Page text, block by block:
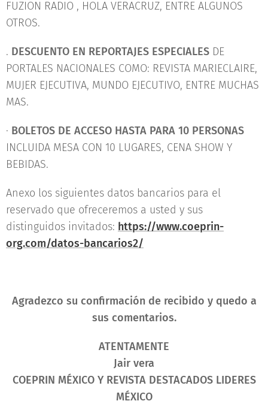
FUZION RADIO , HOLA VERACRUZ, ENTRE ALGUNOS
OTROS.
. DESCUENTO EN REPORTAJES ESPECIALES DE
PORTALES NACIONALES COMO: REVISTA MARIECLAIRE,
MUJER EJECUTIVA, MUNDO EJECUTIVO, ENTRE MUCHAS
MAS.
· BOLETOS DE ACCESO HASTA PARA 10 PERSONAS
INCLUIDA MESA CON 10 LUGARES, CENA SHOW Y
BEBIDAS.
Anexo los siguientes datos bancarios para el
reservado que ofreceremos a usted y sus
distinguidos invitados: https://www.coeprin-
org.com/datos-bancarios2/
Agradezco su confirmación de recibido y quedo a
sus comentarios.
ATENTAMENTE
Jair vera
COEPRIN MÉXICO Y REVISTA DESTACADOS LIDERES
MÉXICO